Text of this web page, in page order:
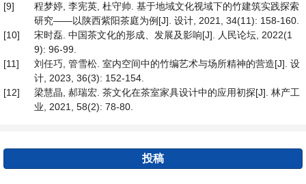
[9]
程梦婷, 李宪英, 杜守帅. 基于地域文化视域下的竹建筑实践探索
研究——以陕西紫阳茶庭为例[J]. 设计, 2021, 34(11): 158-160.
[10]
宋时磊. 中国茶文化的形成、发展及影响[J]. 人民论坛, 2022(1
9): 96-99.
[11]
刘任巧, 管雪松. 室内空间中的竹编艺术与场所精神的营造[J]. 设
计, 2023, 36(3): 152-154.
[12]
梁慧晶, 郝瑞宏. 茶文化在茶室家具设计中的应用初探[J]. 林产工
业, 2021, 58(2): 78-80.
投稿